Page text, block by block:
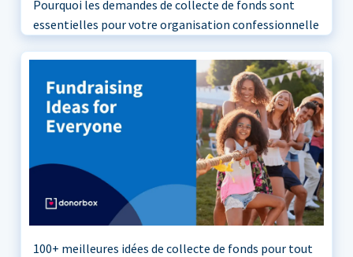
Pourquoi les demandes de collecte de fonds sont
essentielles pour votre organisation confessionnelle
100+ meilleures idées de collecte de fonds pour tout